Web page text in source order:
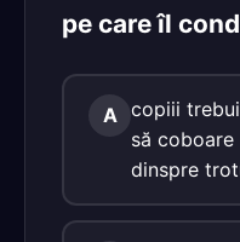
pe care îl
A copiii
să
dinspre